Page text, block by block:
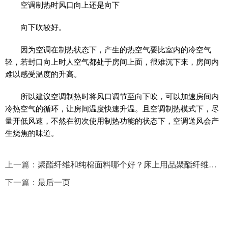
空调制热时风口向上还是向下
向下吹较好。
因为空调在制热状态下，产生的热空气要比室内的冷空气
轻，若封口向上时人空气都处于房间上面，很难沉下来，房间内
难以感受温度的升高。
所以建议空调制热时将风口调节至向下吹，可以加速房间内
冷热空气的循环，让房间温度快速升温。且空调制热模式下，尽
量开低风速，不然在初次使用制热功能的状态下，空调送风会产
生烧焦的味道。
上一篇： 聚酯纤维和纯棉面料哪个好？床上用品聚酯纤维和棉面料哪个好？
下一篇： 最后一页